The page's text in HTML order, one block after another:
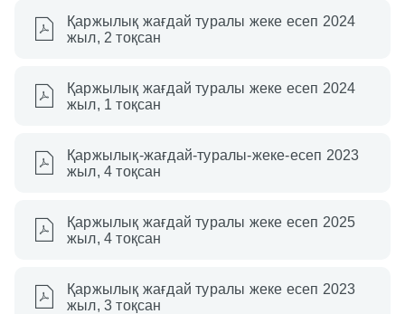
Қаржылық жағдай туралы жеке есеп 2024
жыл, 2 тоқсан
Қаржылық жағдай туралы жеке есеп 2024
жыл, 1 тоқсан
Қаржылық-жағдай-туралы-жеке-есеп 2023
жыл, 4 тоқсан
Қаржылық жағдай туралы жеке есеп 2025
жыл, 4 тоқсан
Қаржылық жағдай туралы жеке есеп 2023
жыл, 3 тоқсан